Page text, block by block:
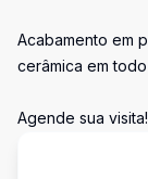
Acabamento em
cerâmica em
Agende sua